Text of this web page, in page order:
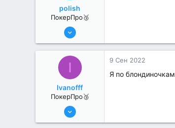
polish
ПокерПро🥉
17 Авг 2022
0
I
Ivanofff
ПокерПро🥉
17 Авг 2022
9 Сен 2022
Я по блондиночкам